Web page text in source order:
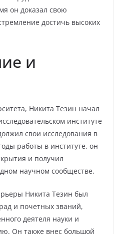
он доказал свою
достичь высоких
и
Никита Тезин начал
институте
свои исследования в
работы в институте, он
и получил
научном сообществе.
Никита Тезин был
и почетных званий,
деятеля науки и
Он также внес большой